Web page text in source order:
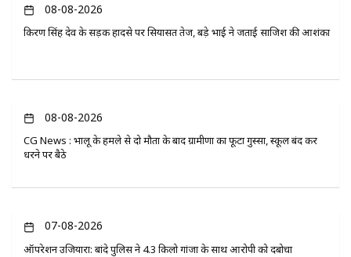
08-08-2026
किरण सिंह देव के सड़क हादसे पर सियासत तेज, बड़े भाई ने जताई साजिश की आशंका
08-08-2026
CG News : भालू के हमले से दो मौतों के बाद ग्रामीणों का फूटा गुस्सा, स्कूल बंद कर
धरने पर बैठे
07-08-2026
ऑपरेशन उजियारा: बांदे पुलिस ने 4.3 किलो गांजा के साथ आरोपी को दबोचा